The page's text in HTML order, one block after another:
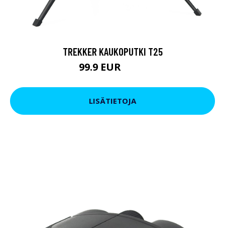
TREKKER KAUKOPUTKI T25
99.9 EUR
LISÄTIETOJA